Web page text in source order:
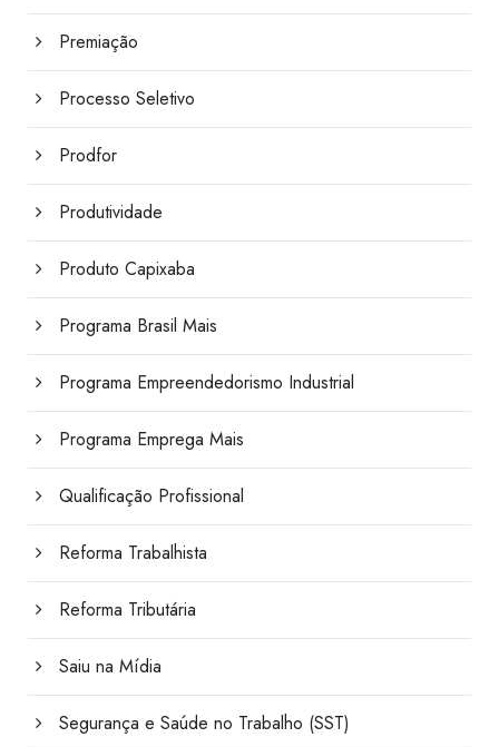
Premiação
Processo Seletivo
Prodfor
Produtividade
Produto Capixaba
Programa Brasil Mais
Programa Empreendedorismo Industrial
Programa Emprega Mais
Qualificação Profissional
Reforma Trabalhista
Reforma Tributária
Saiu na Mídia
Segurança e Saúde no Trabalho (SST)